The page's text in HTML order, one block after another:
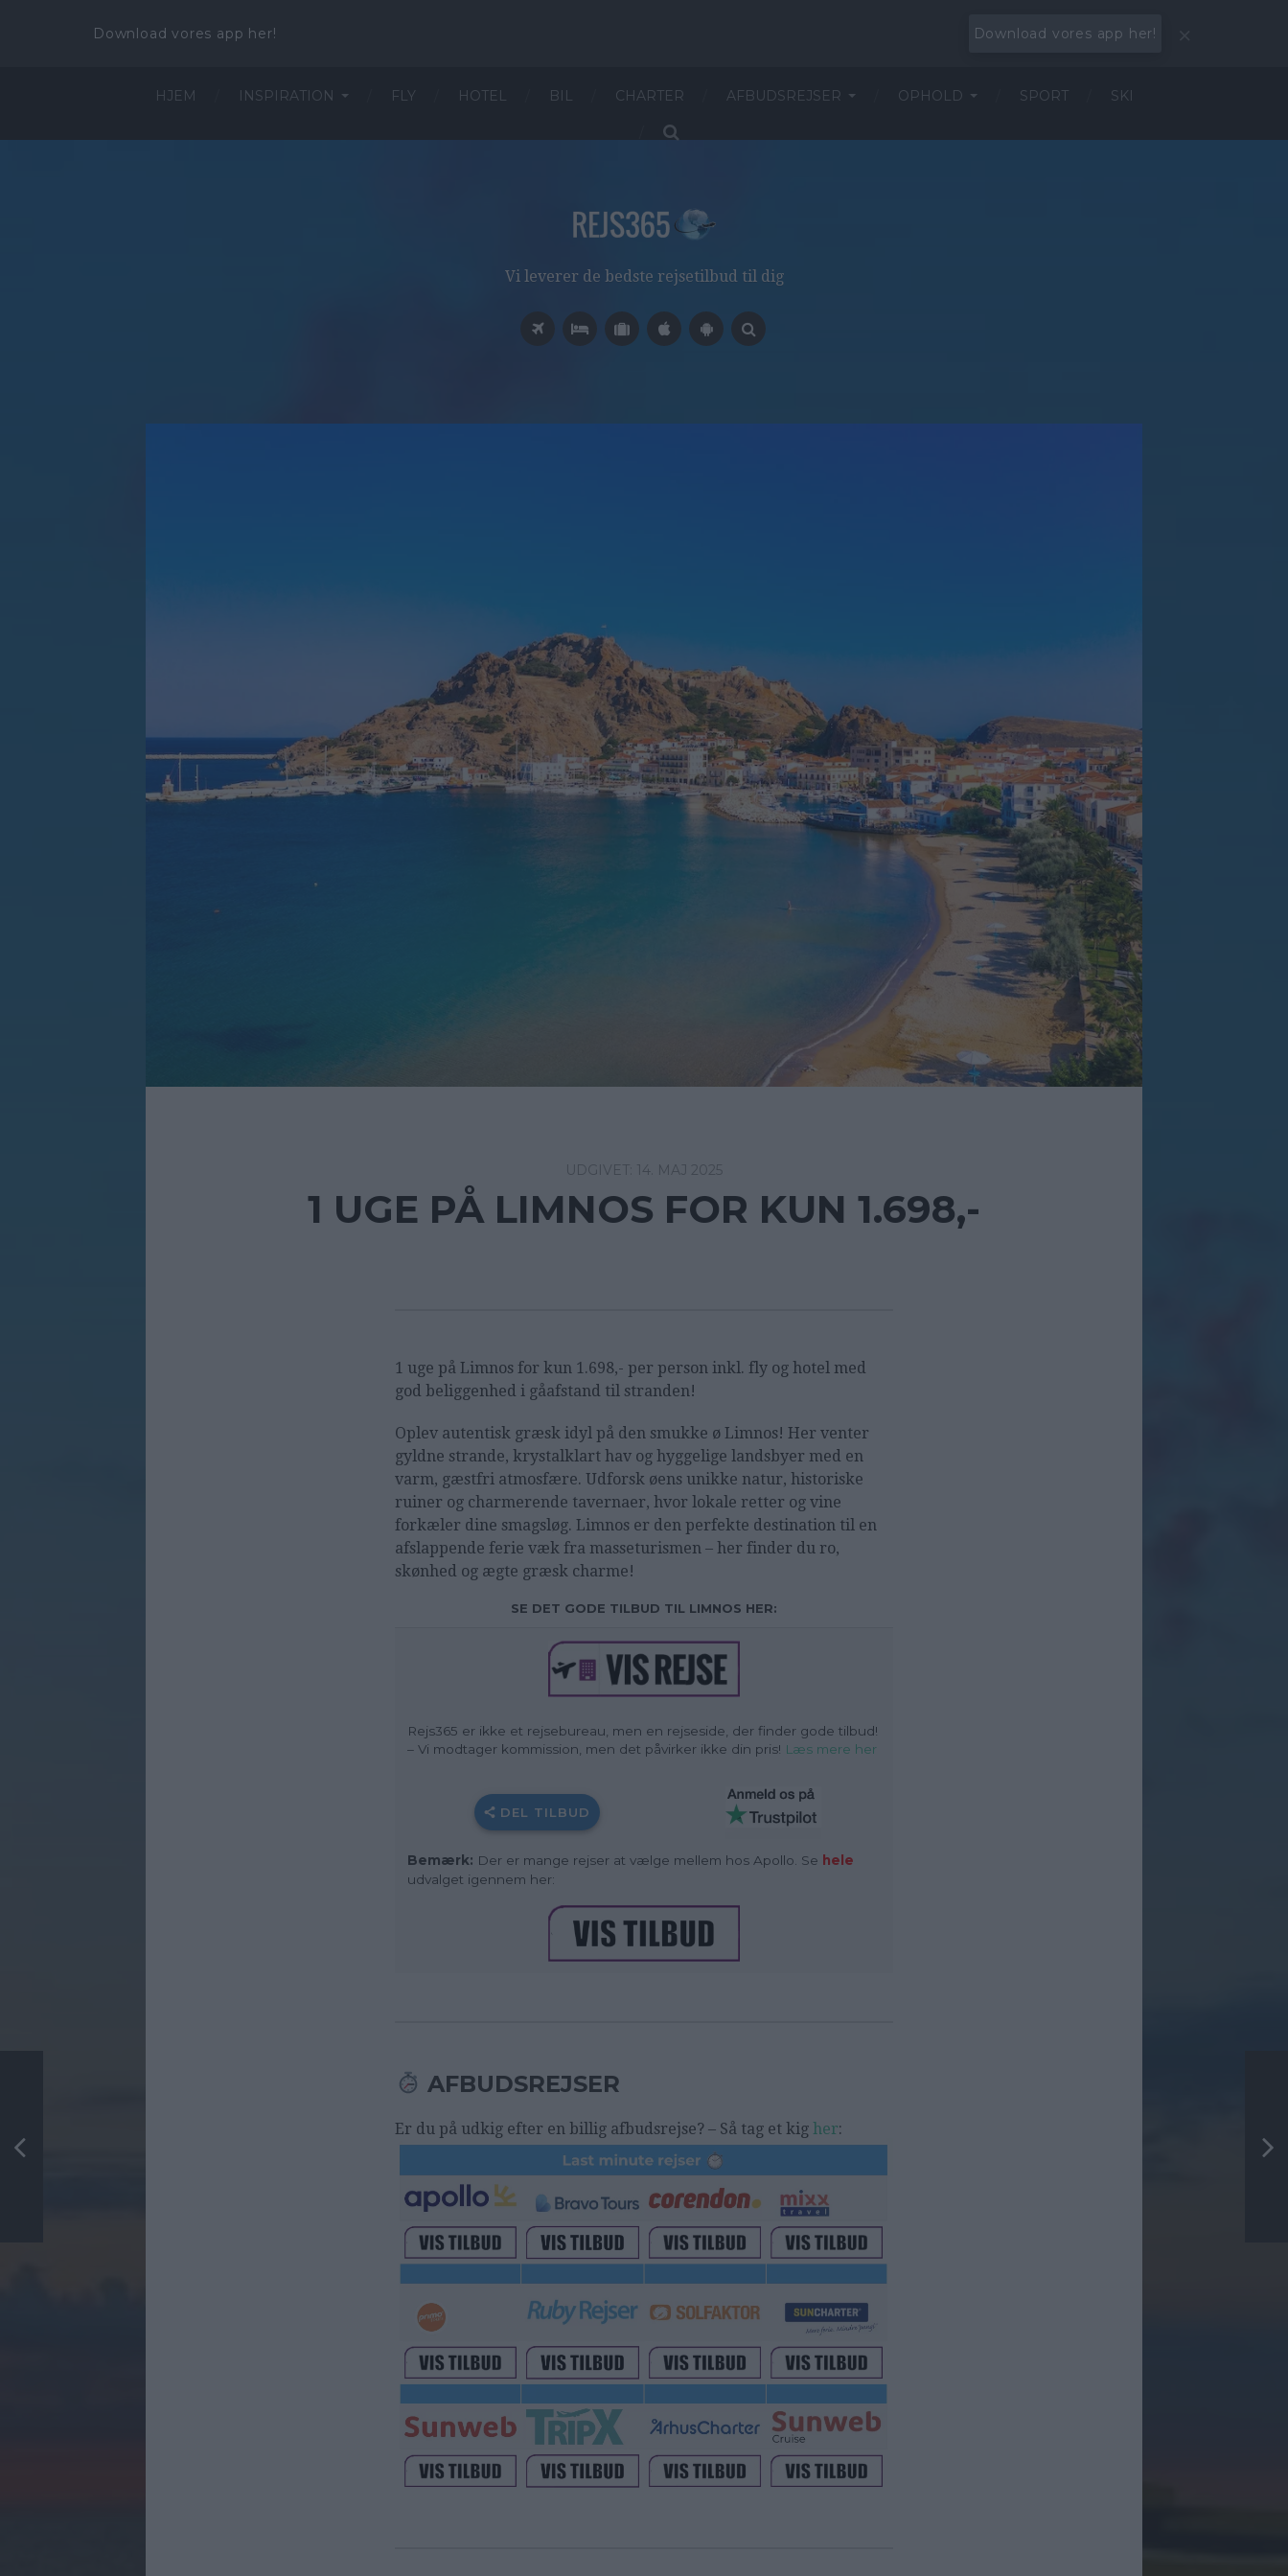
Download vores app her! Download vores app her!
HJEM INSPIRATION FLY HOTEL BIL CHARTER AFBUDSREJSER OPHOLD SPORT SKI
Vi leverer de bedste rejsetilbud til dig
14. MAJ 2025
1 UGE PÅ LIMNOS FOR KUN 1.698,-
1 uge på Limnos for kun 1.698,- per person inkl. fly og hotel med
god beliggenhed i gåafstand til stranden!
Oplev autentisk græsk idyl på den smukke ø Limnos! Her venter
gyldne strande, krystalklart hav og hyggelige landsbyer med en
varm, gæstfri atmosfære. Udforsk øens unikke natur, historiske
ruiner og charmerende tavernaer, hvor lokale retter og vine
forkæler dine smagsløg. Limnos er den perfekte destination til en
afslappende ferie væk fra masseturismen – her finder du ro,
skønhed og ægte græsk charme!
SE DET GODE TILBUD TIL LIMNOS HER:
Rejs365 er ikke et rejsebureau, men en rejseside, der finder gode tilbud!
– Vi modtager kommission, men det påvirker ikke din pris! Læs mere her
DEL TILBUD
Bemærk: Der er mange rejser at vælge mellem hos Apollo. Se hele
udvalget igennem her:
AFBUDSREJSER
Er du på udkig efter en billig afbudsrejse? – Så tag et kig her: